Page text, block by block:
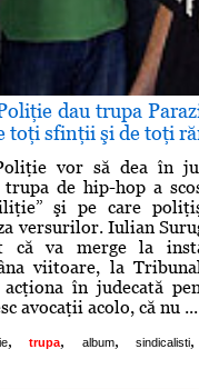
dau trupa
toţi sfinţii şi de toţi
vor să dea în
de hip-hop a
şi pe care
versurilor. Iulian
că va merge la
viitoare, la
în judecată
avocaţii acolo, că nu ...
, trupa, album, sindicalisti,